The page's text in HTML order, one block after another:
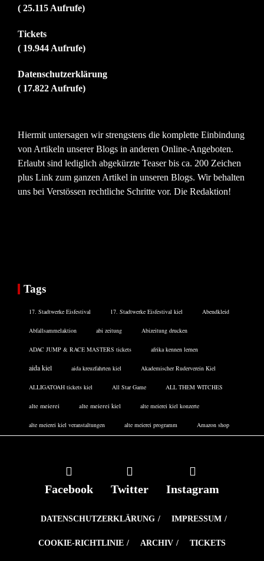
( 25.115 Aufrufe)
Tickets
( 19.944 Aufrufe)
Datenschutzerklärung
( 17.822 Aufrufe)
Hiermit untersagen wir strengstens die komplette Einbindung
von Artikeln unserer Blogs in anderen Online-Angeboten.
Erlaubt sind lediglich abgekürzte Teaser bis ca. 200 Zeichen
plus Link zum ganzen Artikel in unseren Blogs. Wir behalten
uns bei Verstössen rechtliche Schritte vor. Die Redaktion!
Tags
17. Stadtwerke Eisfestival 17. Stadtwerke Eisfestival kiel Abendkleid
Abfallsammelaktion abi zeitung Abizeitung drucken
ADAC JUMP & RACE MASTERS tickets afrika kennen lernen
aida kiel aida kreuzfahrten kiel Akademischer Ruderverein Kiel
ALLIGATOAH tickets kiel All Star Game ALL THEM WITCHES
alte meierei alte meierei kiel alte meierei kiel konzerte
alte meierei kiel veranstaltungen alte meierei programm Amazon shop
Facebook Twitter Instagram
DATENSCHUTZERKLÄRUNG IMPRESSUM
COOKIE-RICHTLINIE ARCHIV TICKETS